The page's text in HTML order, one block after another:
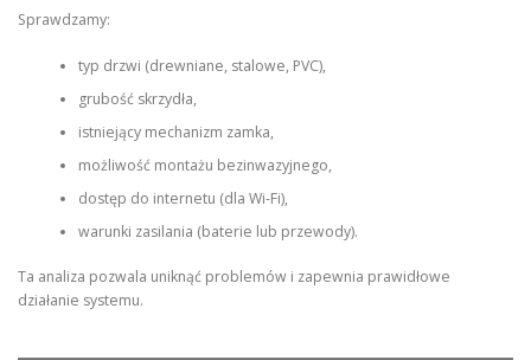
Sprawdzamy:
typ drzwi (drewniane, stalowe, PVC),
grubość skrzydła,
istniejący mechanizm zamka,
możliwość montażu bezinwazyjnego,
dostęp do internetu (dla Wi-Fi),
warunki zasilania (baterie lub przewody).
Ta analiza pozwala uniknąć problemów i zapewnia prawidłowe
działanie systemu.